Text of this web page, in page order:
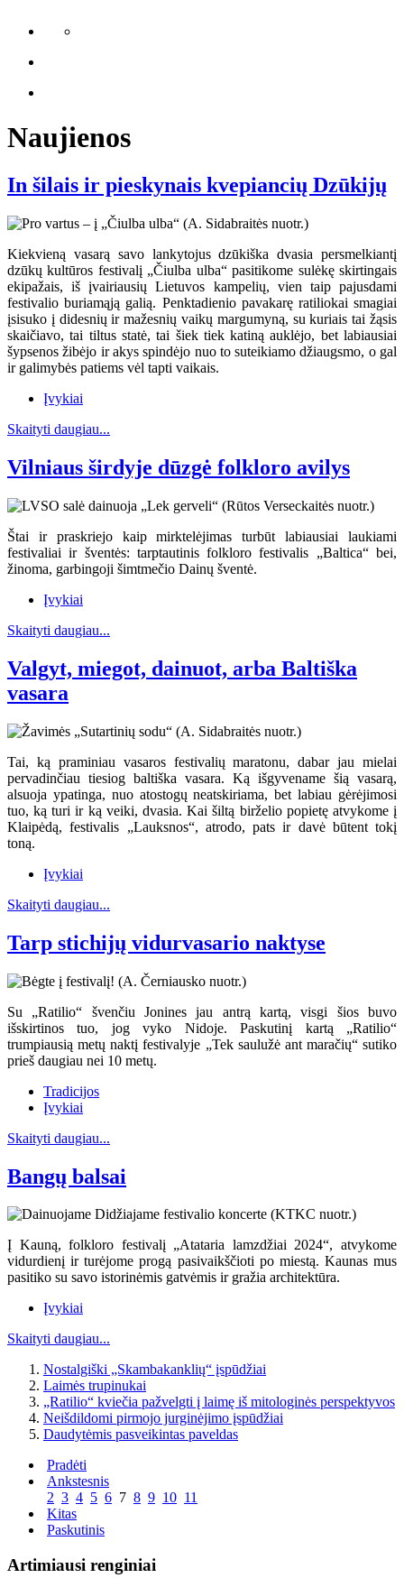
Naujienos
In šilais ir pieskynais kvepiancių Dzūkijų
Kiekvieną vasarą savo lankytojus dzūkiška dvasia persmelkiantį
dzūkų kultūros festivalį „Čiulba ulba“ pasitikome sulėkę skirtingais
ekipažais, iš įvairiausių Lietuvos kampelių, vien taip pajusdami
festivalio buriamąją galią. Penktadienio pavakarę ratiliokai smagiai
įsisuko į didesnių ir mažesnių vaikų margumyną, su kuriais tai žąsis
skaičiavo, tai tiltus statė, tai šiek tiek katiną auklėjo, bet labiausiai
šypsenos žibėjo ir akys spindėjo nuo to suteikiamo džiaugsmo, o gal
ir galimybės patiems vėl tapti vaikais.
Įvykiai
Skaityti daugiau...
Vilniaus širdyje dūzgė folkloro avilys
Štai ir praskriejo kaip mirktelėjimas turbūt labiausiai laukiami
festivaliai ir šventės: tarptautinis folkloro festivalis „Baltica“ bei,
žinoma, garbingoji šimtmečio Dainų šventė.
Įvykiai
Skaityti daugiau...
Valgyt, miegot, dainuot, arba Baltiška
vasara
Tai, ką praminiau vasaros festivalių maratonu, dabar jau mielai
pervadinčiau tiesiog baltiška vasara. Ką išgyvename šią vasarą,
alsuoja ypatinga, nuo atostogų neatskiriama, bet labiau gėrėjimosi
tuo, ką turi ir ką veiki, dvasia. Kai šiltą birželio popietę atvykome į
Klaipėdą, festivalis „Lauksnos“, atrodo, pats ir davė būtent tokį
toną.
Įvykiai
Skaityti daugiau...
Tarp stichijų vidurvasario naktyse
Su „Ratilio“ švenčiu Jonines jau antrą kartą, visgi šios buvo
išskirtinos tuo, jog vyko Nidoje. Paskutinį kartą „Ratilio“
trumpiausią metų naktį festivalyje „Tek saulužė ant maračių“ sutiko
prieš daugiau nei 10 metų.
Tradicijos
Įvykiai
Skaityti daugiau...
Bangų balsai
Į Kauną, folkloro festivalį „Atataria lamzdžiai 2024“, atvykome
vidurdienį ir turėjome progą pasivaikščioti po miestą. Kaunas mus
pasitiko su savo istorinėmis gatvėmis ir gražia architektūra.
Įvykiai
Skaityti daugiau...
Nostalgiški „Skambakanklių“ įspūdžiai
Laimės trupinukai
„Ratilio“ kviečia pažvelgti į laimę iš mitologinės perspektyvos
Neišdildomi pirmojo jurginėjimo įspūdžiai
Daudytėmis pasveikintas paveldas
Pradėti
Ankstesnis
2 3 4 5 6 7 8 9 10 11
Kitas
Paskutinis
Artimiausi renginiai